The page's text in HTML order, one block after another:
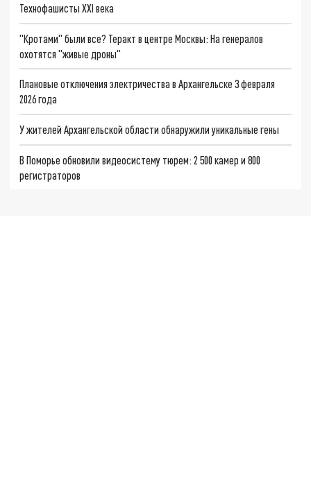
Технофашисты XXI века
"Кротами" были все? Теракт в центре Москвы: На генералов
охотятся "живые дроны"
Плановые отключения электричества в Архангельске 3 февраля
2026 года
У жителей Архангельской области обнаружили уникальные гены
В Поморье обновили видеосистему тюрем: 2 500 камер и 800
регистраторов